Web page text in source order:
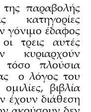
παραβολής
κατηγορίες
γόνιμο έδαφος
τρεις αυτές
κυριαρχούν
τόσο πλούσια
ο λόγος του
βιβλία
έχουν διάθεση